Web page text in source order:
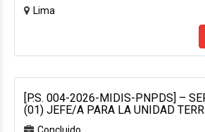
Lima
[P.S. 004-2026-MIDIS-PNPDS] –
(01) JEFE/A PARA LA UNIDAD